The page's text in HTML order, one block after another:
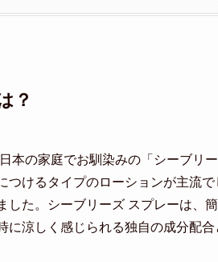
？
本の家庭でお馴染みの「シーブリ
つけるタイプのローションが主流
した。シーブリーズ スプレーは、
涼しく感じられる独自の成分配合